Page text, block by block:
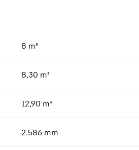
8 m³
8,30 m³
12,90 m³
2.586 mm